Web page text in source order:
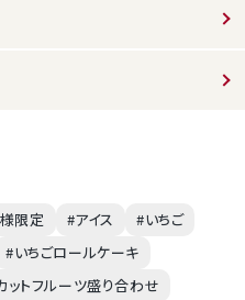
限定 #アイス
#いちご
#いちごロールケーキ
ットフルーツ盛り合わせ